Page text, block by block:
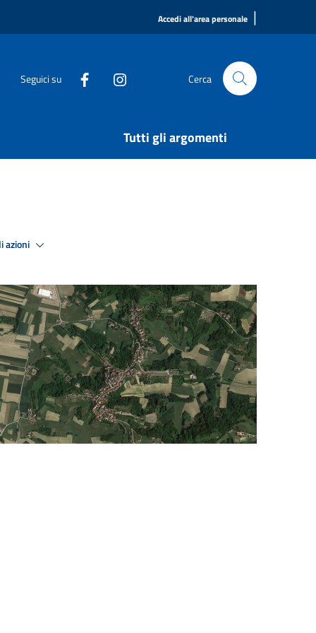
Accedi all'area personale |
Seguici su Cerca
Tutti gli argomenti
azioni